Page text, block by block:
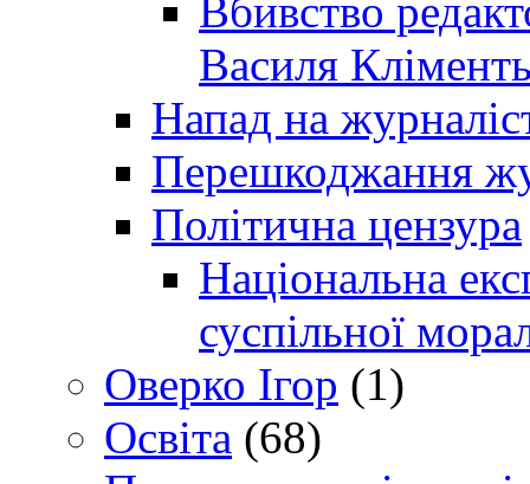
Вбивство
Василя
Напад на
Перешкоджання
Політична цензура
Національна
суспільної
Оверко Ігор (1)
Освіта (68)